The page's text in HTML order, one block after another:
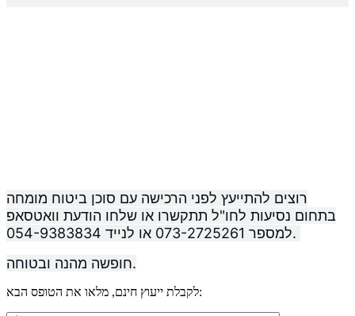
רוצים להתייעץ לפני הרכישה עם סוכן ביטוח מומחה
בתחום נסיעות לחו"ל תתקשרו או שלחו הודעת וואטסאפ
למספר 073-2725261 או לנייד 054-9383834.
חופשה מהנה ובטוחה.
לקבלת ייעוץ חינם, מלאו את הטופס הבא: